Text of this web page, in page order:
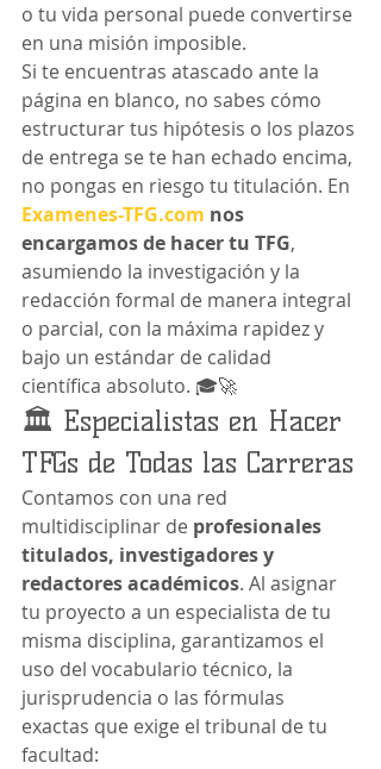
o tu vida personal puede convertirse
en una misión imposible.
Si te encuentras atascado ante la
página en blanco, no sabes cómo
estructurar tus hipótesis o los plazos
de entrega se te han echado encima,
no pongas en riesgo tu titulación. En
Examenes-TFG.com nos
encargamos de hacer tu TFG,
asumiendo la investigación y la
redacción formal de manera integral
o parcial, con la máxima rapidez y
bajo un estándar de calidad
científica absoluto. 🎓🚀
🏛️ Especialistas en Hacer
TFGs de Todas las Carreras
Contamos con una red
multidisciplinar de profesionales
titulados, investigadores y
redactores académicos. Al asignar
tu proyecto a un especialista de tu
misma disciplina, garantizamos el
uso del vocabulario técnico, la
jurisprudencia o las fórmulas
exactas que exige el tribunal de tu
facultad: